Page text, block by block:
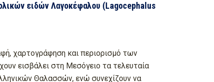
ειδών Λαγοκέφαλου (Lagocephalus
χαρτογράφηση και περιορισμό των
εισβάλει στη Μεσόγειο τα τελευταία
Θαλασσών, ενώ συνεχίζουν να